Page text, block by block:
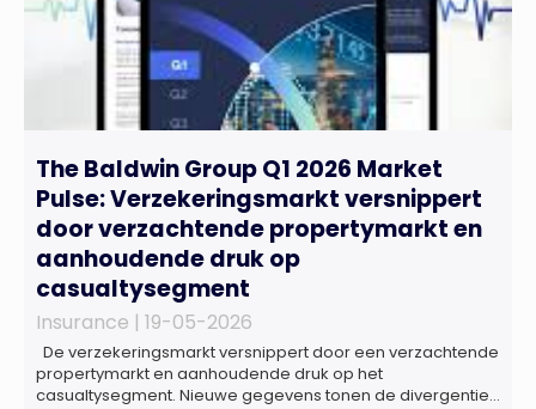
The Baldwin Group Q1 2026 Market
Pulse: Verzekeringsmarkt versnippert
door verzachtende propertymarkt en
aanhoudende druk op
casualtysegment
Insurance | 19-05-2026
De verzekeringsmarkt versnippert door een verzachtende
propertymarkt en aanhoudende druk op het
casualtysegment. Nieuwe gegevens tonen de divergentie